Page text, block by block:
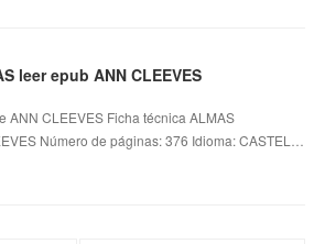
leer epub ANN CLEEVES
ANN CLEEVES Ficha técnica ALMAS
Número de páginas: 376 Idioma: CASTEL…